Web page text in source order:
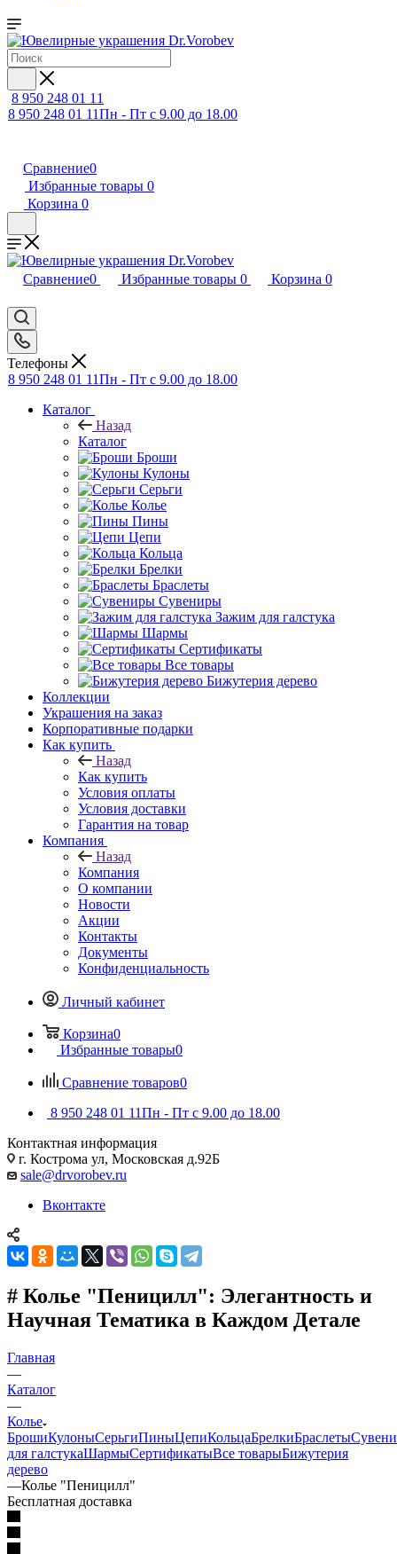
8 950 248 01 11
8 950 248 01 11Пн - Пт с 9.00 до 18.00
Сравнение0
Избранные товары 0
Корзина 0
Сравнение0 Избранные товары 0 Корзина 0
Телефоны
8 950 248 01 11Пн - Пт с 9.00 до 18.00
Каталог
Назад
Каталог
Броши
Кулоны
Серьги
Колье
Пины
Цепи
Кольца
Брелки
Браслеты
Сувениры
Зажим для галстука
Шармы
Сертификаты
Все товары
Бижутерия дерево
Коллекции
Украшения на заказ
Корпоративные подарки
Как купить
Назад
Как купить
Условия оплаты
Условия доставки
Гарантия на товар
Компания
Назад
Компания
О компании
Новости
Акции
Контакты
Документы
Конфиденциальность
Личный кабинет
Корзина0
Избранные товары0
Сравнение товаров0
8 950 248 01 11Пн - Пт с 9.00 до 18.00
Контактная информация
г. Кострома ул, Московская д.92Б
sale@drvorobev.ru
Вконтакте
# Колье "Пеницилл": Элегантность и
Научная Тематика в Каждом Детале
Главная
—
Каталог
—
Колье
БрошиКулоныСерьгиПиныЦепиКольцаБрелкиБраслеты
для галстукаШармыСертификатыВсе товарыБижутерия
дерево
—Колье "Пеницилл"
Бесплатная доставка